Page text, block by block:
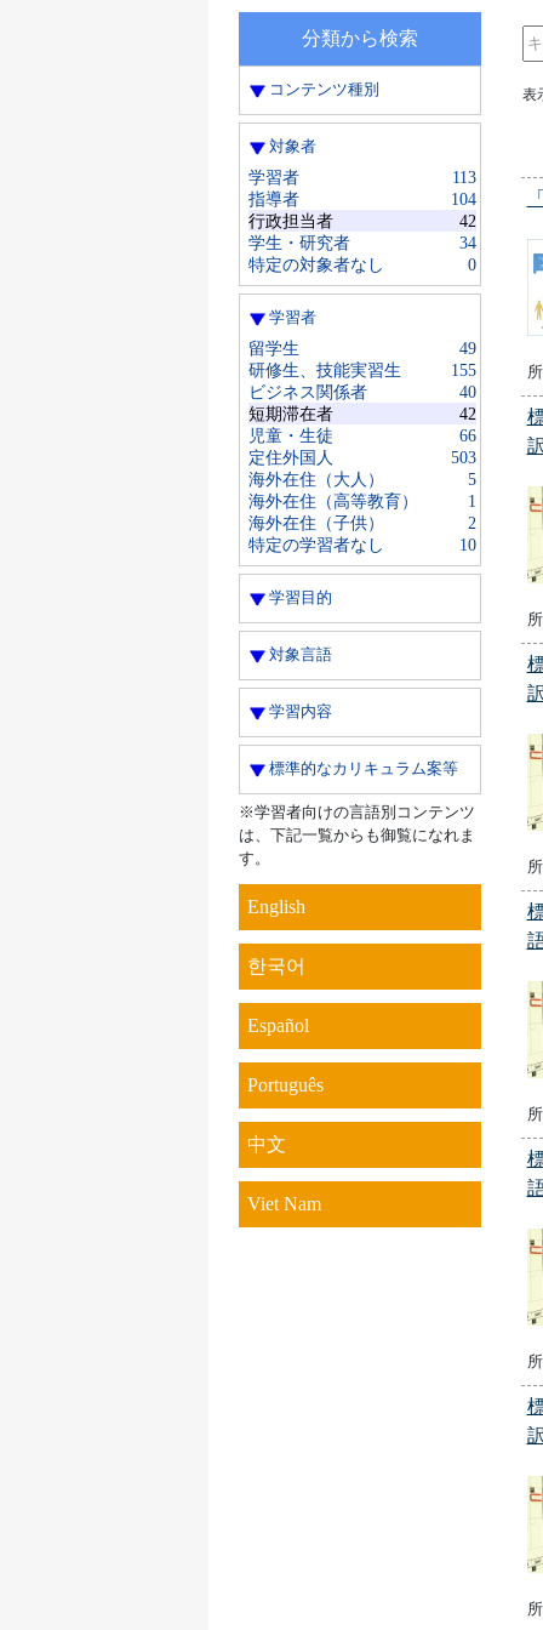
分類から検索
コンテンツ種別
対象者
学習者
113
指導者
104
行政担当者
42
学生・研究者
34
特定の対象者なし
0
学習者
留学生
49
研修生、技能実習生
155
ビジネス関係者
40
短期滞在者
42
児童・生徒
66
定住外国人
503
海外在住（大人）
5
海外在住（高等教育）
1
海外在住（子供）
2
特定の学習者なし
10
学習目的
対象言語
学習内容
標準的なカリキュラム案等
※学習者向けの言語別コンテンツ
は、下記一覧からも御覧になれま
す。
English
한국어
Español
Português
中文
Viet Nam
表